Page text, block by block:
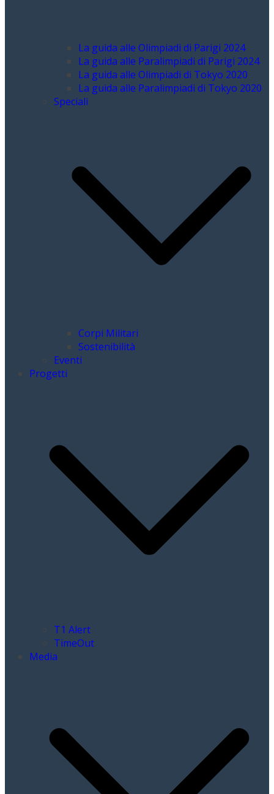
La guida alle Olimpiadi di Parigi 2024
La guida alle Paralimpiadi di Parigi 2024
La guida alle Olimpiadi di Tokyo 2020
La guida alle Paralimpiadi di Tokyo 2020
Speciali
Corpi Militari
Sostenibilità
Eventi
Progetti
T1 Alert
TimeOut
Media